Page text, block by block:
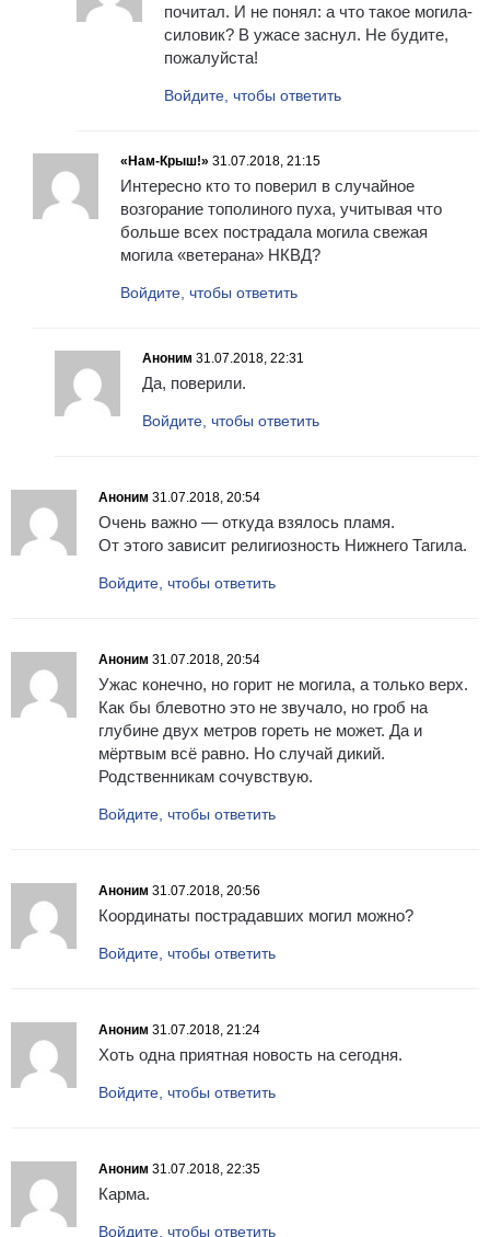
почитал. И не понял: а что такое могила-
силовик? В ужасе заснул. Не будите,
пожалуйста!
Войдите, чтобы ответить
«Нам-Крыш!» 31.07.2018, 21:15
Интересно кто то поверил в случайное
возгорание тополиного пуха, учитывая что
больше всех пострадала могила свежая
могила «ветерана» НКВД?
Войдите, чтобы ответить
Аноним 31.07.2018, 22:31
Да, поверили.
Войдите, чтобы ответить
Аноним 31.07.2018, 20:54
Очень важно — откуда взялось пламя.
От этого зависит религиозность Нижнего Тагила.
Войдите, чтобы ответить
Аноним 31.07.2018, 20:54
Ужас конечно, но горит не могила, а только верх.
Как бы блевотно это не звучало, но гроб на
глубине двух метров гореть не может. Да и
мёртвым всё равно. Но случай дикий.
Родственникам сочувствую.
Войдите, чтобы ответить
Аноним 31.07.2018, 20:56
Координаты пострадавших могил можно?
Войдите, чтобы ответить
Аноним 31.07.2018, 21:24
Хоть одна приятная новость на сегодня.
Войдите, чтобы ответить
Аноним 31.07.2018, 22:35
Карма.
Войдите, чтобы ответить